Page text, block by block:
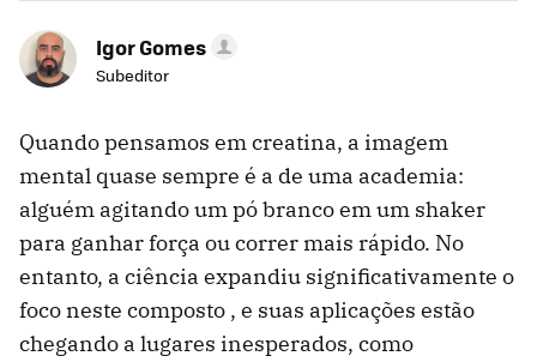
Igor Gomes
Subeditor
Quando pensamos em creatina, a imagem
mental quase sempre é a de uma academia:
alguém agitando um pó branco em um shaker
para ganhar força ou correr mais rápido. No
entanto, a ciência expandiu significativamente o
foco neste composto , e suas aplicações estão
chegando a lugares inesperados, como